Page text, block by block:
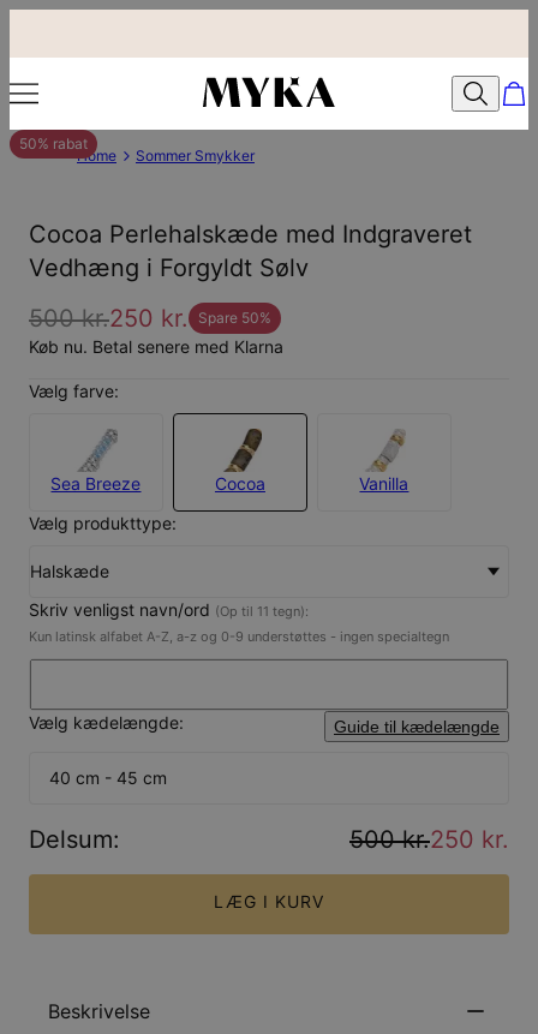
50% rabat
Home Sommer Smykker
Cocoa Perlehalskæde med Indgraveret
Vedhæng i Forgyldt Sølv
500 kr.250 kr. Spare 50%
Køb nu. Betal senere med Klarna
Vælg farve:
Sea Breeze Cocoa
Vanilla
Vælg produkttype:
Halskæde
Skriv venligst navn/ord (Op til 11 tegn):
Kun latinsk alfabet A-Z, a-z og 0-9 understøttes - ingen specialtegn
Vælg kædelængde: Guide til kædelængde
40 cm - 45 cm
Delsum: 500 kr.250 kr.
LÆG I KURV
Beskrivelse